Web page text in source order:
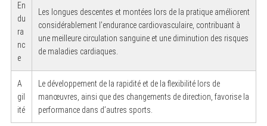
En
du
ra
nc
e
Les longues descentes et montées lors de la pratique améliorent
considérablement l’endurance cardiovasculaire, contribuant à
une meilleure circulation sanguine et une diminution des risques
de maladies cardiaques.
A
gil
ité
Le développement de la rapidité et de la flexibilité lors de
manœuvres, ainsi que des changements de direction, favorise la
performance dans d’autres sports.